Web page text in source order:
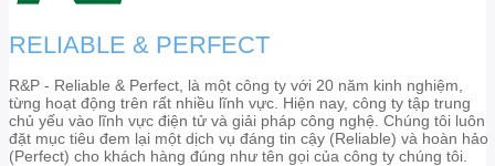
RELIABLE & PERFECT
R&P - Reliable & Perfect, là một công ty với 20 năm kinh nghiệm,
từng hoạt động trên rất nhiều lĩnh vực. Hiện nay, công ty tập trung
chủ yếu vào lĩnh vực điện tử và giải pháp công nghệ. Chúng tôi luôn
đặt mục tiêu đem lại một dịch vụ đáng tin cậy (Reliable) và hoàn hảo
(Perfect) cho khách hàng đúng như tên gọi của công ty chúng tôi.